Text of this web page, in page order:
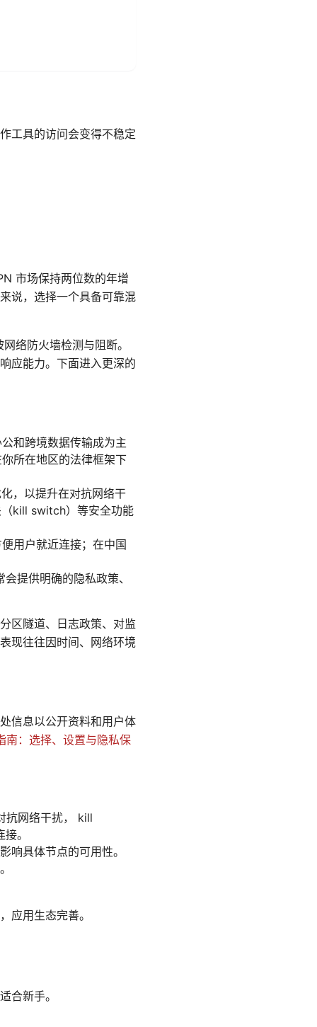
工具的访问会变得不稳定
市场保持两位数的年增
说，选择一个具备可靠混
络防火墙检测与阻断。
应能力。下面进入更深的
和跨境数据传输成为主
所在地区的法律框架下
，以提升在对抗网络干
kill switch）等安全功能
用户就近连接；在中国
提供明确的隐私政策、
区隧道、日志政策、对监
现往往因时间、网络环境
信息以公开资料和用户体
：选择、设置与隐私保
抗网络干扰， kill
。
响具体节点的可用性。
应用生态完善。
合新手。